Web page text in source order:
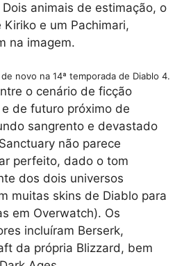
animais de estimação, o
e um Pachimari,
na imagem.
novo na 14ª temporada de Diablo 4.
o cenário de ficção
de futuro próximo de
sangrento e devastado
não parece
perfeito, dado o tom
dos dois universos
muitas skins de Diablo para
em Overwatch). Os
incluíram Berserk,
da própria Blizzard, bem